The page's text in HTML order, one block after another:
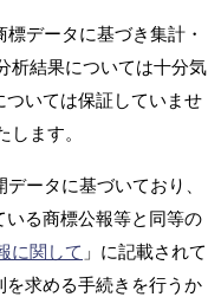
データに基づき集計・
析結果については十分気
いては保証していませ
ます。
ータに基づいており、
る商標公報等と同等の
に関して 」に記載されて
求める手続きを行うか